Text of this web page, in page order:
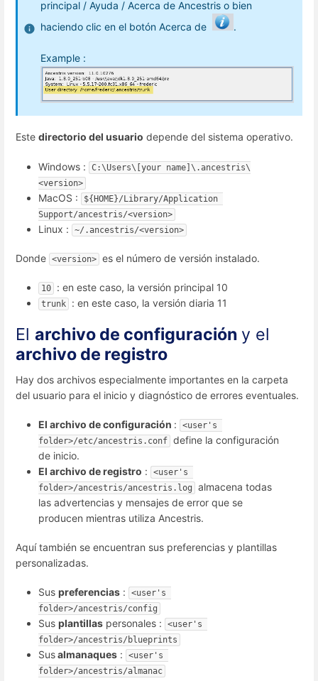
principal / Ayuda / Acerca de Ancestris o bien
haciendo clic en el botón Acerca de
.
Example :
Este directorio del usuario depende del sistema operativo.
Windows :
C:\Users\[your name]\.ancestris\
<version>
MacOS :
${HOME}/Library/Application
Support/ancestris/<version>
Linux : ~/.ancestris/<version>
Donde <version> es el número de versión instalado.
10 : en este caso, la versión principal 10
trunk : en este caso, la versión diaria 11
El archivo de configuración y el
archivo de registro
Hay dos archivos especialmente importantes en la carpeta
del usuario para el inicio y diagnóstico de errores eventuales.
El archivo de configuración :
<user's
folder>/etc/ancestris.conf define la configuración
de inicio.
El archivo de registro :
<user's
folder>/ancestris/ancestris.log
almacena todas
las advertencias y mensajes de error que se
producen mientras utiliza Ancestris.
Aquí también se encuentran sus preferencias y plantillas
personalizadas.
Sus preferencias :
<user's
folder>/ancestris/config
Sus plantillas personales :
<user's
folder>/ancestris/blueprints
Susalmanaques :
<user's
folder>/ancestris/almanac